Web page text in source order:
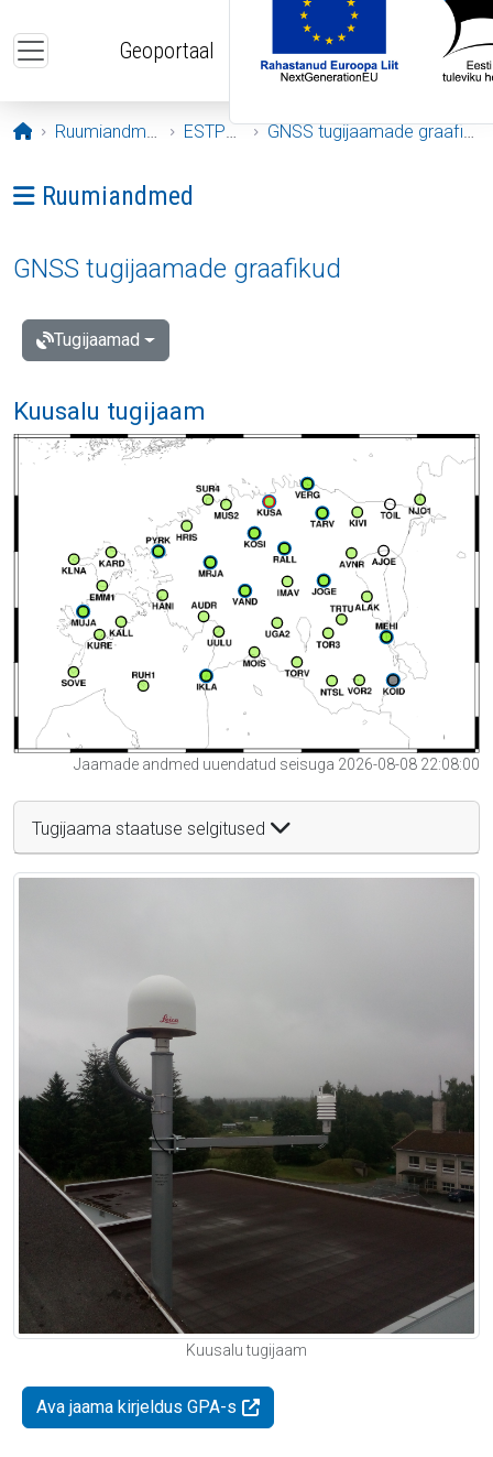
Geoportaal
Avaleht
Ruumiandmed ESTPOS GNSS tugijaamade graafikud
Ava menüü: Ruumiandmed
Ruumiandmed
GNSS tugijaamade graafikud
Tugijaamad
Kuusalu tugijaam
Jaamade andmed uuendatud seisuga 2026-08-08 22:08:00
Tugijaama staatuse selgitused
Kuusalu tugijaam
Ava jaama kirjeldus GPA-s